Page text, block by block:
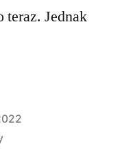
teraz. Jednak